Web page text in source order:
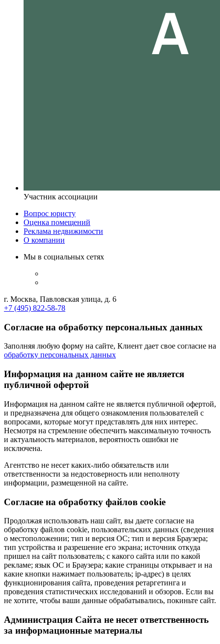
Участник ассоциации
Вопрос юристу
Оценка помещений
Реклама недвижимости
О компании
Мы в социальных сетях
г. Москва, Павловская улица, д. 6
+7 (495) 822-58-78
Согласие на обработку персональных данных
Заполняя любую форму на сайте, Клиент дает свое согласие на
обработку персональных данных
Информация на данном сайте не является
публичной офертой
Информация на данном сайте не является публичной офертой,
и предназначена для общего ознакомления пользователей с
вопросами, которые могут представлять для них интерес.
Несмотря на стремление обеспечить максимальную точность
и актуальность материалов, вероятность ошибки не
исключена.
Агентство не несет каких-либо обязательств или
ответственности за недостоверность или неполноту
информации, размещенной на сайте.
Cогласие на обработку файлов cookie
Продолжая использовать наш сайт, вы даете согласие на
обработку файлов cookie, пользовательских данных (сведения
о местоположении; тип и версия ОС; тип и версия Браузера;
тип устройства и разрешение его экрана; источник откуда
пришел на сайт пользователь; с какого сайта или по какой
рекламе; язык ОС и Браузера; какие страницы открывает и на
какие кнопки нажимает пользователь; ip-адрес) в целях
функционирования сайта, проведения ретаргетинга и
проведения статистических исследований и обзоров. Если вы
не хотите, чтобы ваши данные обрабатывались, покиньте сайт.
Администрация Сайта не несет ответственность
за информационные материалы